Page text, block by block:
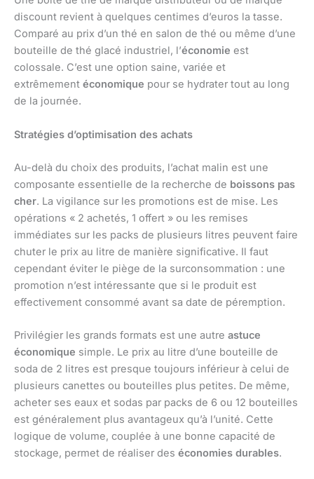
discount revient à quelques centimes d’euros la tasse.
Comparé au prix d’un thé en salon de thé ou même d’une
bouteille de thé glacé industriel, l’économie est
colossale. C’est une option saine, variée et
extrêmement économique pour se hydrater tout au long
de la journée.
Stratégies d’optimisation des achats
Au-delà du choix des produits, l’achat malin est une
composante essentielle de la recherche de boissons pas
cher. La vigilance sur les promotions est de mise. Les
opérations « 2 achetés, 1 offert » ou les remises
immédiates sur les packs de plusieurs litres peuvent faire
chuter le prix au litre de manière significative. Il faut
cependant éviter le piège de la surconsommation : une
promotion n’est intéressante que si le produit est
effectivement consommé avant sa date de péremption.
Privilégier les grands formats est une autre astuce
économique simple. Le prix au litre d’une bouteille de
soda de 2 litres est presque toujours inférieur à celui de
plusieurs canettes ou bouteilles plus petites. De même,
acheter ses eaux et sodas par packs de 6 ou 12 bouteilles
est généralement plus avantageux qu’à l’unité. Cette
logique de volume, couplée à une bonne capacité de
stockage, permet de réaliser des économies durables.